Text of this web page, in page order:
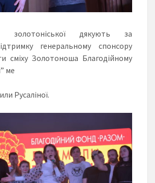
золотоніської дякують за
генеральному спонсору
сміху Золотоноша Благодійному
ме
Русаліної.